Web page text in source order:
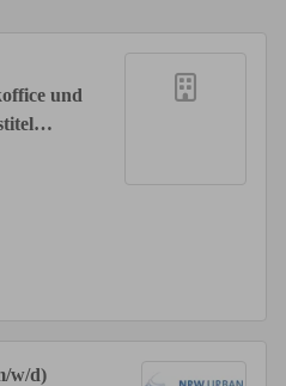
und
w/d)